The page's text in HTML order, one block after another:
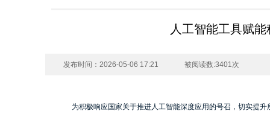
人工智能工具赋
发布时间：2026-05-06 17:21 被阅读数:3401次
为积极响应国家关于推进人工智能深度应用的号召，切实提